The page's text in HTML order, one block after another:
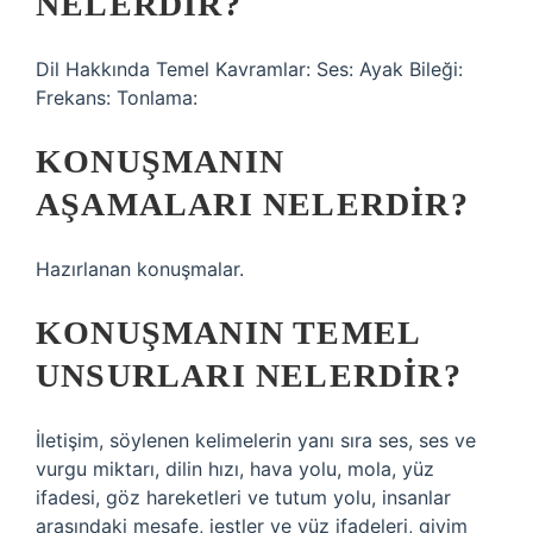
Dil Hakkında Temel Kavramlar: Ses: Ayak Bileği:
Frekans: Tonlama:
KONUŞMANIN
AŞAMALARI NELERDIR?
Hazırlanan konuşmalar.
KONUŞMANIN TEMEL
UNSURLARI NELERDIR?
İletişim, söylenen kelimelerin yanı sıra ses, ses ve
vurgu miktarı, dilin hızı, hava yolu, mola, yüz
ifadesi, göz hareketleri ve tutum yolu, insanlar
arasındaki mesafe, jestler ve yüz ifadeleri, giyim